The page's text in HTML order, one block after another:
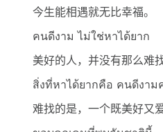
今生能相遇就无比幸福。
คนดีงาม ไม่ใช่หาได้ยาก
美好的人，并没有那么难找
สิ่งที่หาได้ยากคือ คนดีงามค
难找的是，一个既美好又